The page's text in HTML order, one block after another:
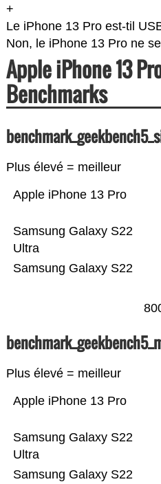
+
Le iPhone 13 Pro est-til
Non, le iPhone 13 Pro ne
Apple iPhone 13
Benchmarks
Plus élevé = meilleur
Samsung Galaxy S22
Samsung Galaxy S22
Ultra
Apple iPhone 13 Pro
Plus élevé = meilleur
Samsung Galaxy S22
Samsung Galaxy S22
Ultra
Apple iPhone 13 Pro